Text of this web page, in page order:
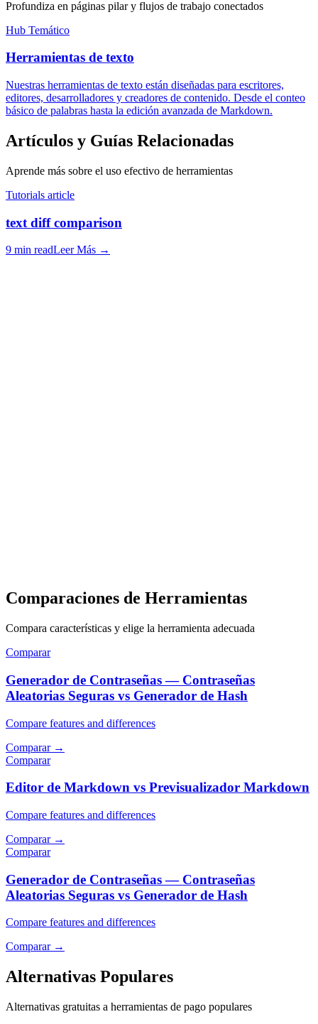
Profundiza en páginas pilar y flujos de trabajo conectados
Hub Temático
Herramientas de texto
Nuestras herramientas de texto están diseñadas para escritores,
editores, desarrolladores y creadores de contenido. Desde el conteo
básico de palabras hasta la edición avanzada de Markdown.
Artículos y Guías Relacionadas
Aprende más sobre el uso efectivo de herramientas
Tutorials article
text diff comparison
9 min readLeer Más →
Comparaciones de Herramientas
Compara características y elige la herramienta adecuada
Comparar
Generador de Contraseñas — Contraseñas
Aleatorias Seguras vs Generador de Hash
Compare features and differences
Comparar→
Comparar
Editor de Markdown vs Previsualizador Markdown
Compare features and differences
Comparar→
Comparar
Generador de Contraseñas — Contraseñas
Aleatorias Seguras vs Generador de Hash
Compare features and differences
Comparar→
Alternativas Populares
Alternativas gratuitas a herramientas de pago populares